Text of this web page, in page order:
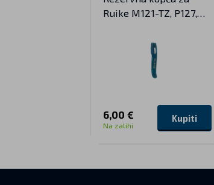
Ruike M121-TZ, P127,
P848, P865
6,00 €
Na zalihi
Kupiti